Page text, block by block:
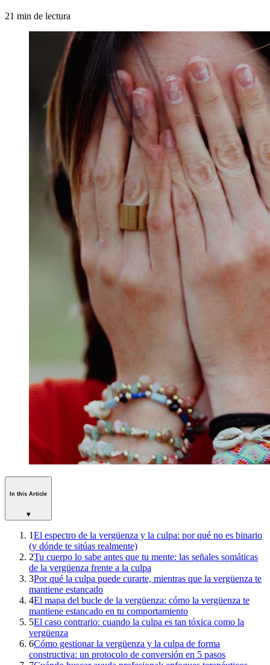
21 min de lectura
In this Article
▾
1El espectro de la vergüenza y la culpa: por qué no es binario
(y dónde te sitúas realmente)
2Tu cuerpo lo sabe antes que tu mente: las señales somáticas
de la vergüenza frente a la culpa
3Por qué la culpa puede curarte, mientras que la vergüenza te
mantiene estancado
4El mapa del bucle de la vergüenza: cómo la vergüenza te
mantiene estancado en tu comportamiento
5El caso contrario: cuando la culpa es tan tóxica como la
vergüenza
6Cómo gestionar la vergüenza y la culpa de forma
constructiva: un protocolo de conversión en 5 pasos